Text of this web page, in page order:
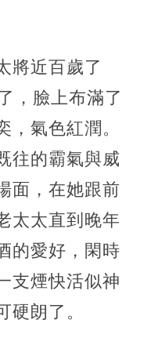
將近百歲了
，臉上布滿了
，氣色紅潤。
往的霸氣與威
面，在她跟前
太直到晚年
的愛好，閑時
支煙快活似神
硬朗了。